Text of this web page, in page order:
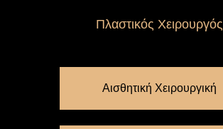
Πλαστικός Χειρουργός
Αισθητική Χειρουργική